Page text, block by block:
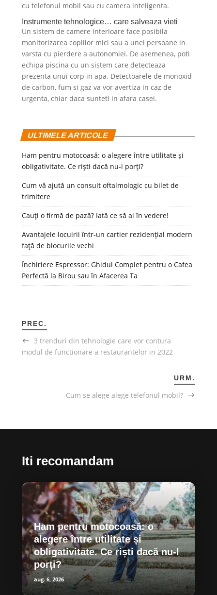
cu telefonul mobil sau cu camera inteligenta.
Instrumente tehnologice… care salveaza vieti
Un sistem de camere interioare face posibila
monitorizarea copiilor mici sau a unei persoane in
varsta cu pierdere a autonomiei. De asemenea, poti
echipa piscina cu un sistem care detecteaza
prezenta unui corp in apa. Detectoarele de monoxid
de carbon, fum si gaz va vor avertiza in caz de
urgenta, chiar daca sunteti in afara casei.
ULTIMELE ARTICOLE
Ham pentru motocoasă: o alegere între utilitate și
obligativitate. Ce riști dacă nu-l porți?
Cum vă ajută un consult oftalmologic cu bilet de
trimitere
Cauți o firmă de pază? Iată ce să ai în vedere!
Avantajele locuirii într-un cartier rezidențial modern
față de blocurile vechi
Închiriere Espressor: Ghidul Complet pentru o Cafea
Perfectă la Birou sau în Afacerea Ta
PREC.
3 trenduri din tehnologie care vor contura
modul de functionare a restaurantelor in 2022
URM.
Cum se alege alege telefonul mobil?
Iti recomandam
Ham pentru motocoasă: o
alegere între utilitate și
obligativitate. Ce riști dacă nu-l
porți?
aug. 6, 2026